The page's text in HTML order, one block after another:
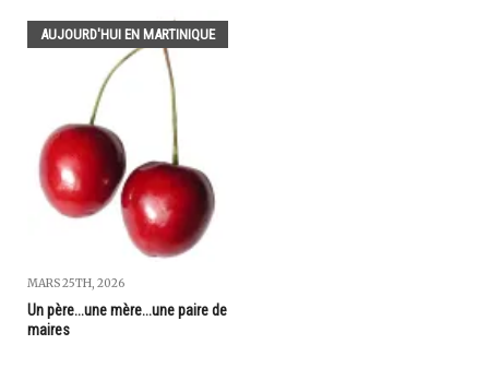
AUJOURD'HUI EN MARTINIQUE
MARS 25TH, 2026
Un père...une mère...une paire de
maires